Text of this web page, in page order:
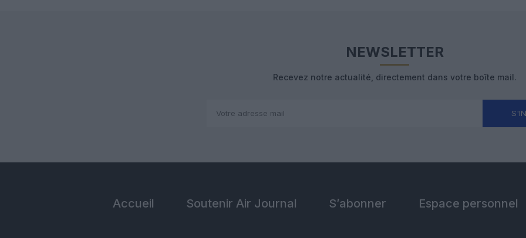
NEWSLETTER
Recevez notre actualité, directement dans votre boîte mail.
Accueil Soutenir Air Journal S’abonner Espace personnel